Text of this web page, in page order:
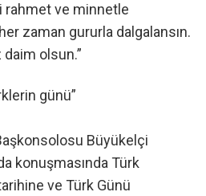
rahmet ve minnetle
zaman gururla dalgalansın.
olsun.”
günü”
Büyükelçi
konuşmasında Türk
ve Türk Günü